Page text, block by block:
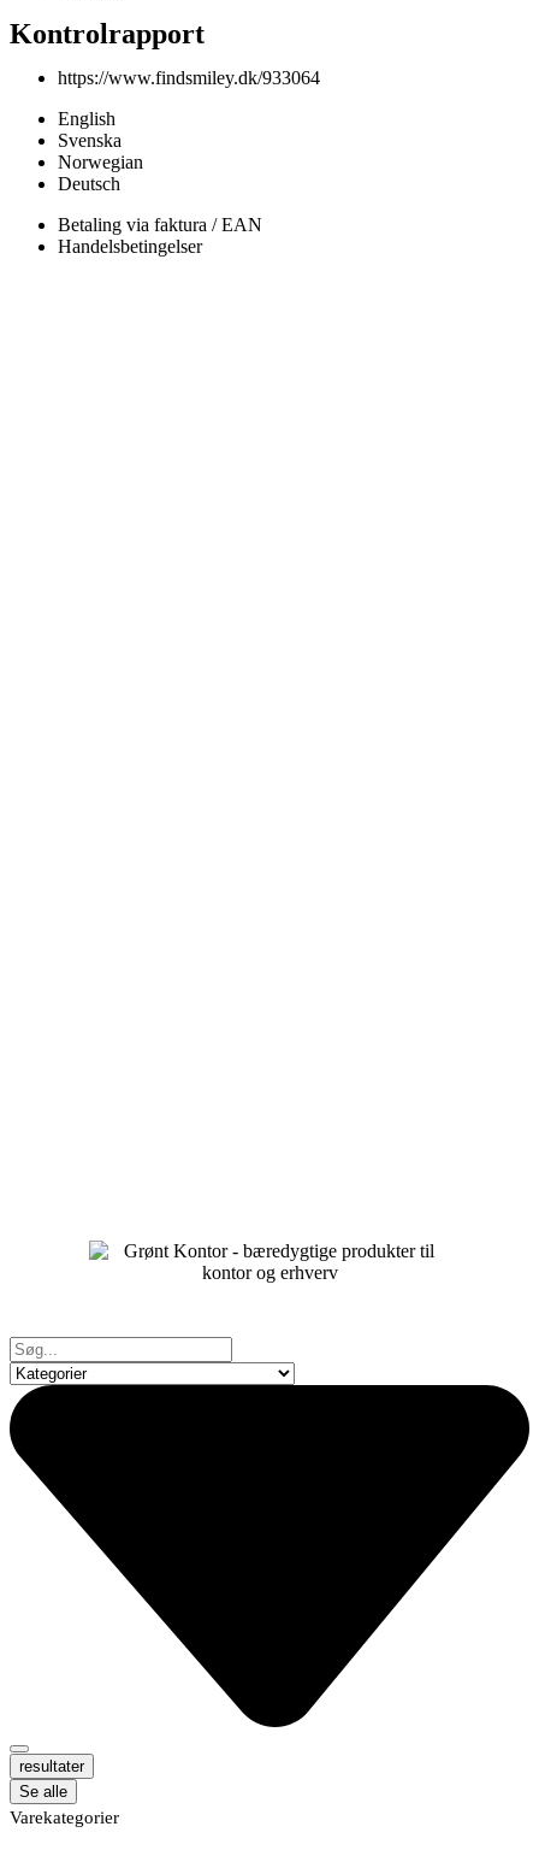
Kontrolrapport
https://www.findsmiley.dk/933064
English
Svenska
Norwegian
Deutsch
Betaling via faktura / EAN
Handelsbetingelser
resultater
Se alle
Varekategorier